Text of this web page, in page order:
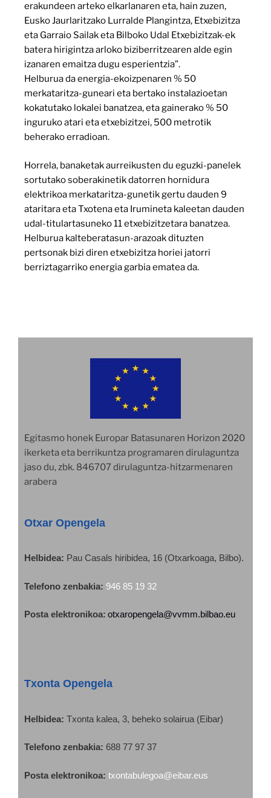
erakundeen arteko elkarlanaren eta, hain zuzen,
Eusko Jaurlaritzako Lurralde Plangintza, Etxebizitza
eta Garraio Sailak eta Bilboko Udal Etxebizitzak-ek
batera hirigintza arloko biziberritzearen alde egin
izanaren emaitza dugu esperientzia”.
Helburua da energia-ekoizpenaren % 50
merkataritza-guneari eta bertako instalazioetan
kokatutako lokalei banatzea, eta gainerako % 50
inguruko atari eta etxebizitzei, 500 metrotik
beherako erradioan.
Horrela, banaketak aurreikusten du eguzki-panelek
sortutako soberakinetik datorren hornidura
elektrikoa merkataritza-gunetik gertu dauden 9
ataritara eta Txotena eta Irumineta kaleetan dauden
udal-titulartasuneko 11 etxebizitzetara banatzea.
Helburua kalteberatasun-arazoak dituzten
pertsonak bizi diren etxebizitza horiei jatorri
berriztagarriko energia garbia ematea da.
Egitasmo honek Europar Batasunaren Horizon 2020
ikerketa eta berrikuntza programaren dirulaguntza
jaso du, zbk. 846707 dirulaguntza-hitzarmenaren
arabera
Otxar Opengela
Helbidea: Pau Casals hiribidea, 16 (Otxarkoaga, Bilbo).
Telefono zenbakia: 946 85 19 32
Posta elektronikoa: otxaropengela@vvmm.bilbao.eu
Txonta Opengela
Helbidea: Txonta kalea, 3, beheko solairua (Eibar)
Telefono zenbakia: 688 77 97 37
Posta elektronikoa: txontabulegoa@eibar.eus